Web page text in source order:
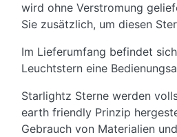
wird ohne Verstromung
Sie zusätzlich, um diesen
Im Lieferumfang befindet
Leuchtstern eine
Starlightz Sterne werden
earth friendly Prinzip
Gebrauch von Materialien